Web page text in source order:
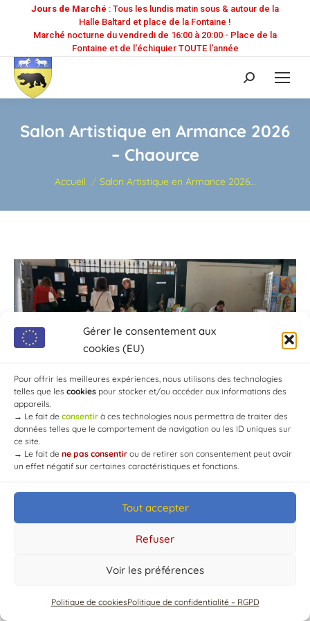
Gérer le consentement aux
cookies (EU)
Pour offrir les meilleures expériences, nous utilisons des technologies
telles que les cookies pour stocker et/ou accéder aux informations des
appareils.
→ Le fait de consentir à ces technologies nous permettra de traiter des
données telles que le comportement de navigation ou les ID uniques sur
ce site.
→ Le fait de ne pas consentir ou de retirer son consentement peut avoir
un effet négatif sur certaines caractéristiques et fonctions.
Tout accepter
Refuser
Voir les préférences
Politique de cookiesPolitique de confidentialité – RGPD
Jours de Marché : Tous les lundis matin sous & autour de la
Halle Baltard et place de la Fontaine !
Marché nocturne du vendredi de 16:00 à 20:00 - Place de la
Fontaine et de l'échiquier TOUTE l'année
Recherche
:
Salon Artistique en Armance 2026
– Chaource
Vous êtes ici :
Accueil Salon Artistique en Armance 2026…
© Mairie de Chaource [2004-2024] | Tous droits réservés.
Developed byWEB3-DESIGN